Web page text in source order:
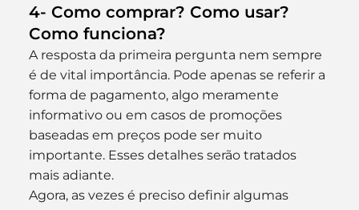
4- Como comprar? Como usar?
Como funciona?
A resposta da primeira pergunta nem sempre
é de vital importância. Pode apenas se referir a
forma de pagamento, algo meramente
informativo ou em casos de promoções
baseadas em preços pode ser muito
importante. Esses detalhes serão tratados
mais adiante.
Agora, as vezes é preciso definir algumas